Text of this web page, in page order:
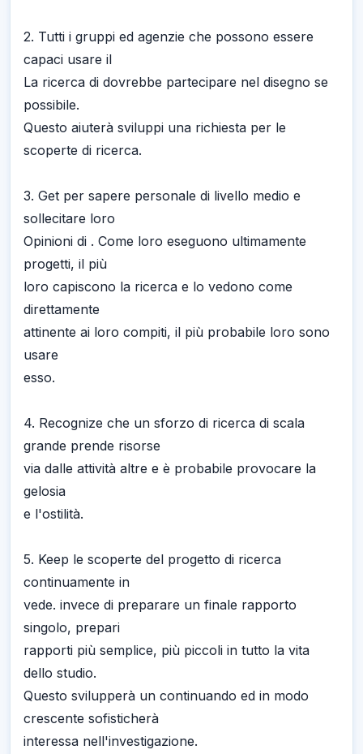
2. Tutti i gruppi ed agenzie che possono essere
capaci usare il
La ricerca di dovrebbe partecipare nel disegno se
possibile.
Questo aiuterà sviluppi una richiesta per le
scoperte di ricerca.
3. Get per sapere personale di livello medio e
sollecitare loro
Opinioni di . Come loro eseguono ultimamente
progetti, il più
loro capiscono la ricerca e lo vedono come
direttamente
attinente ai loro compiti, il più probabile loro sono
usare
esso.
4. Recognize che un sforzo di ricerca di scala
grande prende risorse
via dalle attività altre e è probabile provocare la
gelosia
e l'ostilità.
5. Keep le scoperte del progetto di ricerca
continuamente in
vede. invece di preparare un finale rapporto
singolo, prepari
rapporti più semplice, più piccoli in tutto la vita
dello studio.
Questo svilupperà un continuando ed in modo
crescente sofisticherà
interessa nell'investigazione.